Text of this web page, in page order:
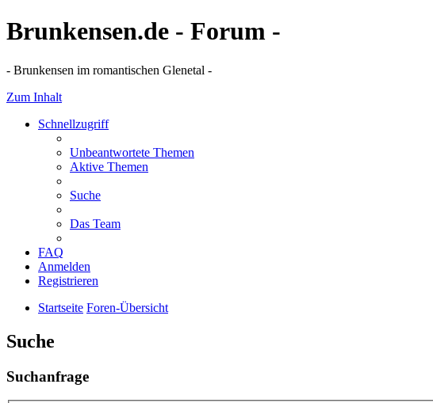
Brunkensen.de - Forum -
- Brunkensen im romantischen Glenetal -
Zum Inhalt
Schnellzugriff
Unbeantwortete Themen
Aktive Themen
Suche
Das Team
FAQ
Anmelden
Registrieren
Startseite Foren-Übersicht
Suche
Suchanfrage